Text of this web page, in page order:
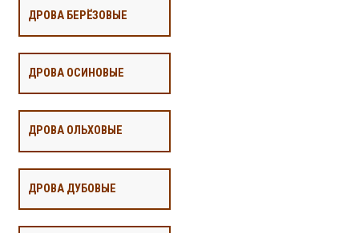
ДРОВА БЕРЁЗОВЫЕ
ДРОВА ОСИНОВЫЕ
ДРОВА ОЛЬХОВЫЕ
ДРОВА ДУБОВЫЕ